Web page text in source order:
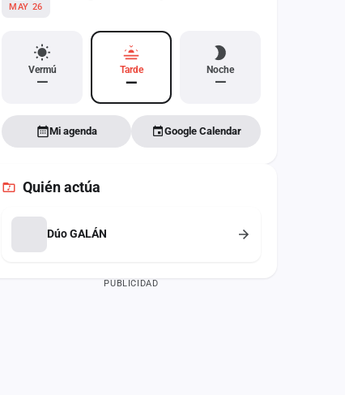
MAY 26
Vermú
—
Tarde
—
Noche
—
Mi agenda Google Calendar
Quién actúa
Dúo GALÁN
PUBLICIDAD